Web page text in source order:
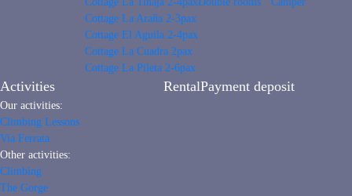
Cottage La Araña 2-3pax
Cottage El Aguila 2-4pax
Cottage La Cuadra 2pax
Cottage La Pileta 2-6pax
Activities
Our activities:
Climbing Lessons
Via Ferrata
Other activities:
Climbing
The Gorge
RentalPayment deposit